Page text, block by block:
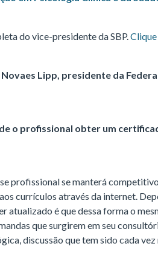
do vice-presidente da SBP.
Lipp, presidente da
o profissional obter um
profissional se manterá
currículos através da internet.
atualizado é que dessa forma o
que surgirem em seu
discussão que tem sido cada